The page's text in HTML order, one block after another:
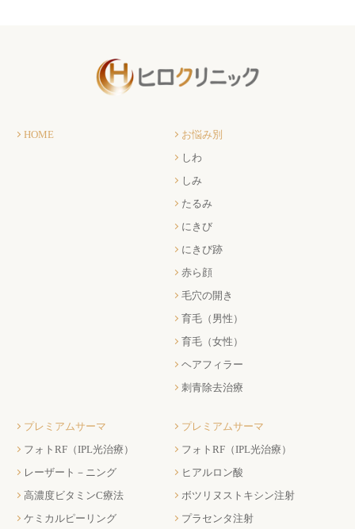
HOME
お悩み別
しわ
しみ
たるみ
にきび
にきび跡
赤ら顔
毛穴の開き
育毛（男性）
育毛（女性）
ヘアフィラー
刺青除去治療
プレミアムサーマ
フォトRF（IPL光治療）
レーザート－ニング
高濃度ビタミンC療法
ケミカルピーリング
プレミアムサーマ
フォトRF（IPL光治療）
ヒアルロン酸
ボツリヌストキシン注射
プラセンタ注射